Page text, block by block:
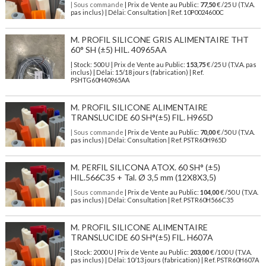
| Sous commande | Prix de Vente au Public: 77,50€ /25 U (T.V.A.
pas inclus) | Délai: Consultation | Ref. 10P0024600C
M. PROFIL SILICONE GRIS ALIMENTAIRE THT
60° SH (±5) HIL. 40965AA
| Stock: 500 U | Prix de Vente au Public: 153,75€/25 U (T.V.A. pas
inclus)
| Délai: 15/18 jours (fabrication) | Ref.
PSHTG60H40965AA
M. PROFIL SILICONE ALIMENTAIRE
TRANSLUCIDE 60 SH°(±5) FIL. H965D
| Sous commande | Prix de Vente au Public: 70,00€ /50 U (T.V.A.
pas inclus) | Délai: Consultation | Ref. PSTR60H965D
M. PERFIL SILICONA ATOX. 60 SH° (±5)
HIL.566C35 + Tal. Ø 3,5 mm (12X8X3,5)
| Sous commande | Prix de Vente au Public: 104,00€ /50 U (T.V.A.
pas inclus) | Délai: Consultation | Ref. PSTR60H566C35
M. PROFIL SILICONE ALIMENTAIRE
TRANSLUCIDE 60 SH°(±5) FIL. H607A
| Stock: 2000 U | Prix de Vente au Public: 203,00€/100 U (T.V.A.
pas inclus)
| Délai: 10/13 jours (fabrication) | Ref. PSTR60H607A